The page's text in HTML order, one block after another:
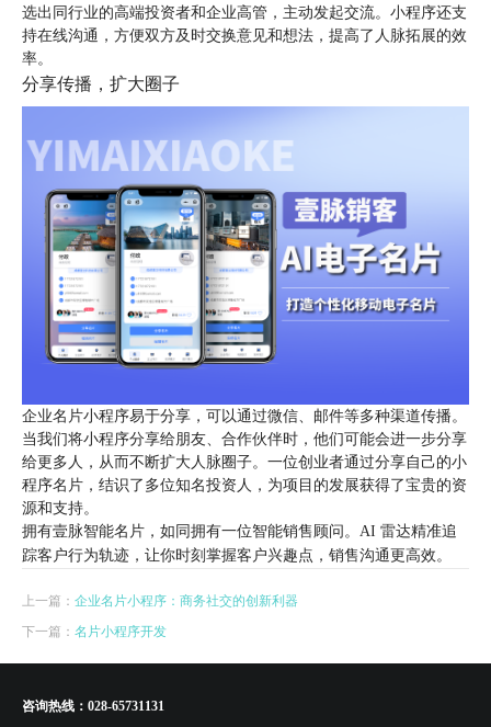
选出同行业的高端投资者和企业高管，主动发起交流。小程序还支
持在线沟通，方便双方及时交换意见和想法，提高了人脉拓展的效
率。
分享传播，扩大圈子
企业名片小程序易于分享，可以通过微信、邮件等多种渠道传播。
当我们将小程序分享给朋友、合作伙伴时，他们可能会进一步分享
给更多人，从而不断扩大人脉圈子。一位创业者通过分享自己的小
程序名片，结识了多位知名投资人，为项目的发展获得了宝贵的资
源和支持。
拥有壹脉智能名片，如同拥有一位智能销售顾问。AI 雷达精准追
踪客户行为轨迹，让你时刻掌握客户兴趣点，销售沟通更高效。
上一篇： 企业名片小程序：商务社交的创新利器
下一篇： 名片小程序开发
咨询热线： 028-65731131